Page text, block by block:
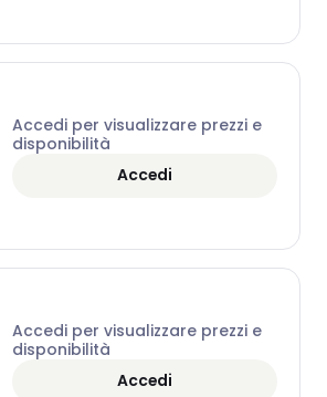
Accedi per visualizzare prezzi e
disponibilità
Accedi
Accedi per visualizzare prezzi e
disponibilità
Accedi